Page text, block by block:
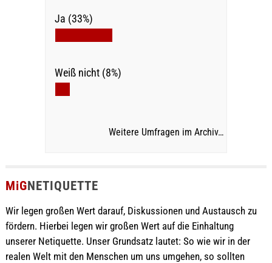
Ja (33%)
Weiß nicht (8%)
Weitere Umfragen im Archiv…
MiGNETIQUETTE
Wir legen großen Wert darauf, Diskussionen und Austausch zu
fördern. Hierbei legen wir großen Wert auf die Einhaltung
unserer Netiquette. Unser Grundsatz lautet: So wie wir in der
realen Welt mit den Menschen um uns umgehen, so sollten